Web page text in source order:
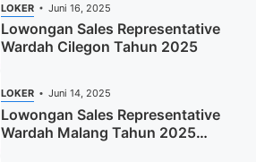
LOKER Juni 16, 2025
Lowongan Sales Representative
Wardah Cilegon Tahun 2025
LOKER Juni 14, 2025
Lowongan Sales Representative
Wardah Malang Tahun 2025